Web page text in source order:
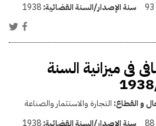
93 سنة الإصدار/السنة القضائية:1938
فى ميزانية السنة
و القطاع: التجارة والاستثمار والصناعة
88 سنة الإصدار/السنة القضائية:1938